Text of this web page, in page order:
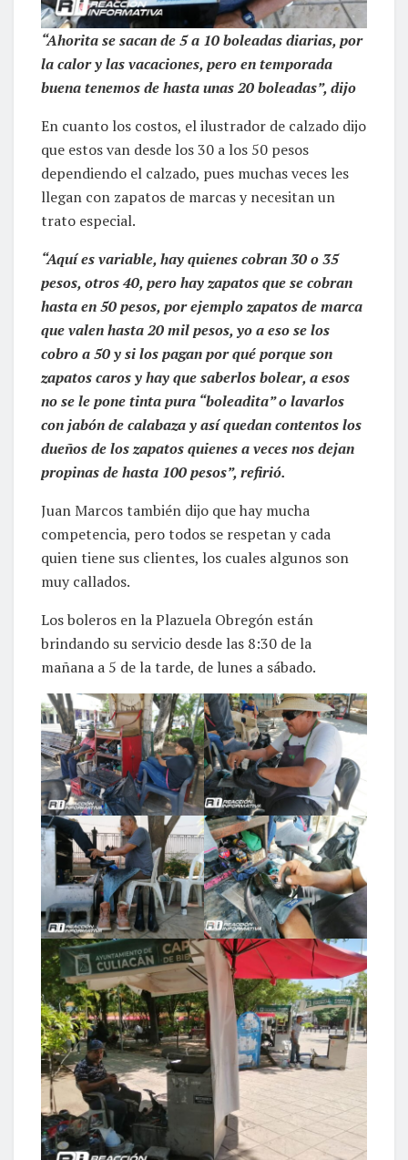
“Ahorita se sacan de 5 a 10 boleadas diarias, por
la calor y las vacaciones, pero en temporada
buena tenemos de hasta unas 20 boleadas”, dijo
En cuanto los costos, el ilustrador de calzado dijo
que estos van desde los 30 a los 50 pesos
dependiendo el calzado, pues muchas veces les
llegan con zapatos de marcas y necesitan un
trato especial.
“Aquí es variable, hay quienes cobran 30 o 35
pesos, otros 40, pero hay zapatos que se cobran
hasta en 50 pesos, por ejemplo zapatos de marca
que valen hasta 20 mil pesos, yo a eso se los
cobro a 50 y si los pagan por qué porque son
zapatos caros y hay que saberlos bolear, a esos
no se le pone tinta pura “boleadita” o lavarlos
con jabón de calabaza y así quedan contentos los
dueños de los zapatos quienes a veces nos dejan
propinas de hasta 100 pesos”, refirió.
Juan Marcos también dijo que hay mucha
competencia, pero todos se respetan y cada
quien tiene sus clientes, los cuales algunos son
muy callados.
Los boleros en la Plazuela Obregón están
brindando su servicio desde las 8:30 de la
mañana a 5 de la tarde, de lunes a sábado.